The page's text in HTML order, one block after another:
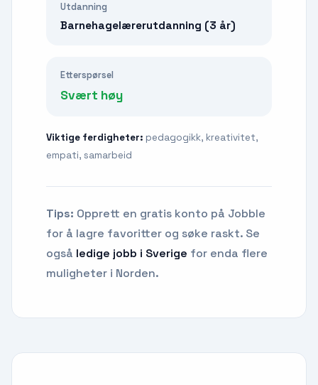
Utdanning
Barnehagelærerutdanning (3 år)
Etterspørsel
Svært høy
Viktige ferdigheter: pedagogikk, kreativitet,
empati, samarbeid
Tips: Opprett en gratis konto på Jobble
for å lagre favoritter og søke raskt. Se
også ledige jobb i Sverige for enda flere
muligheter i Norden.